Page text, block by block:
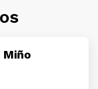
Miño